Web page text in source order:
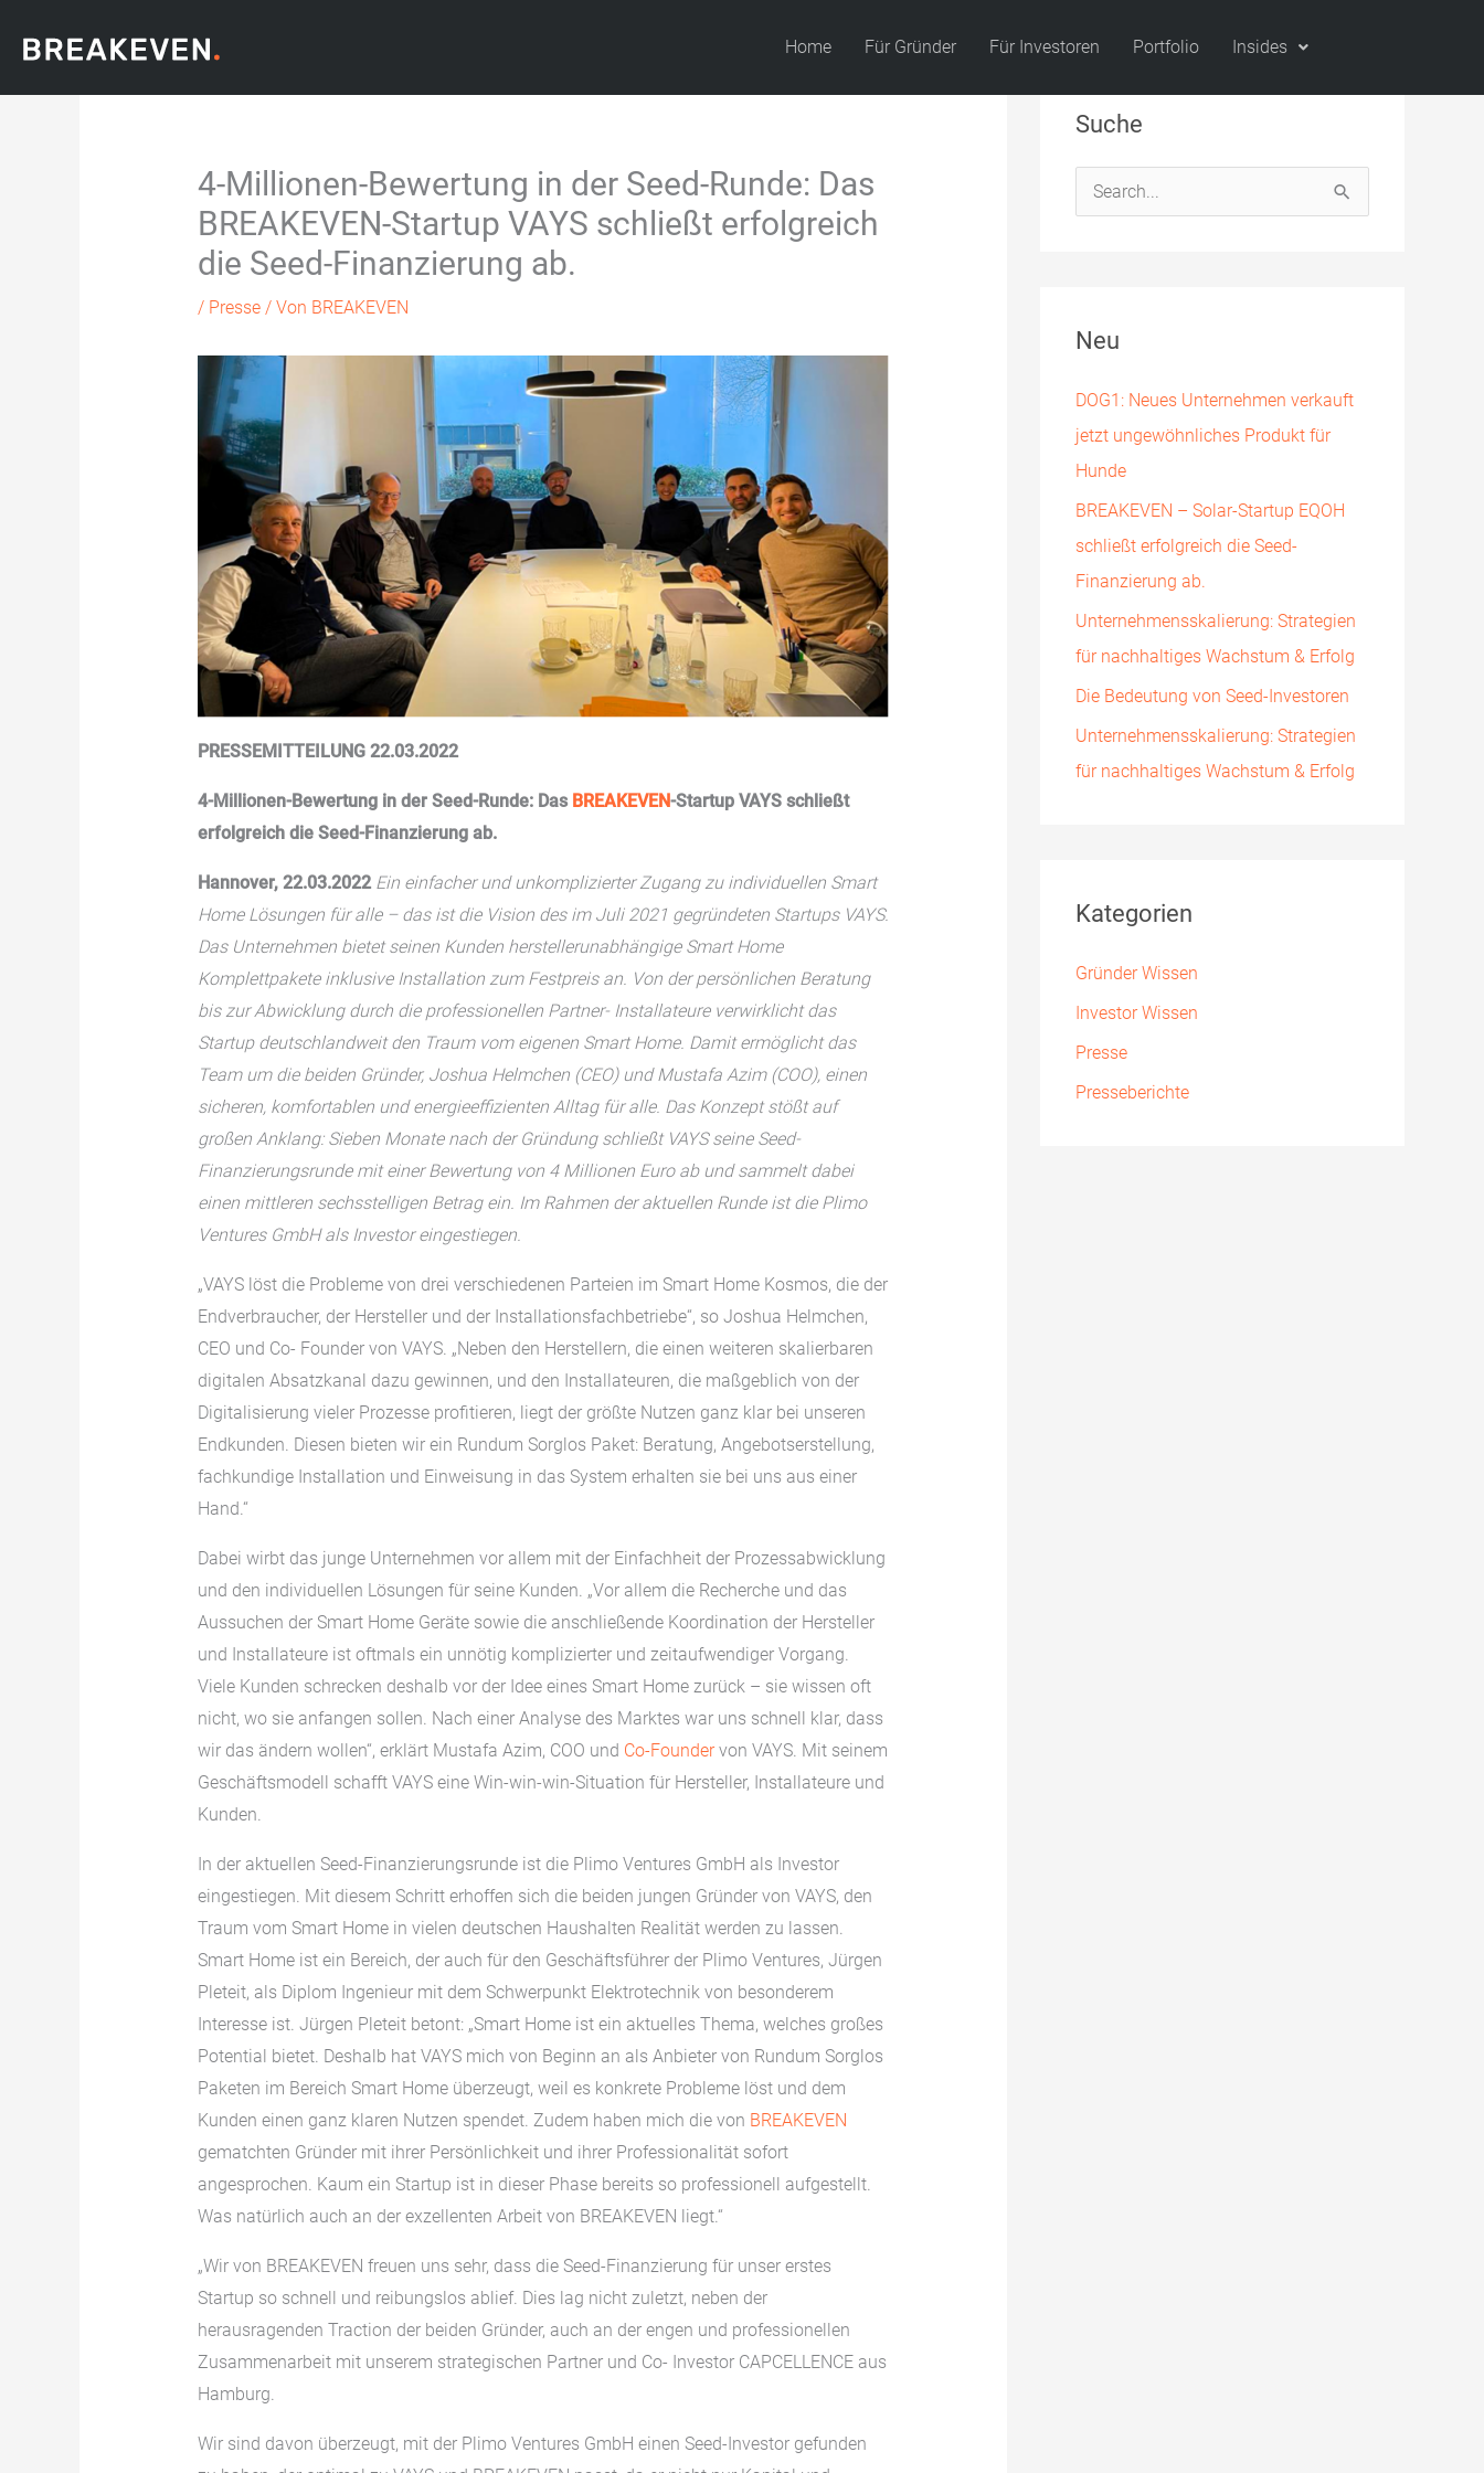
Inhalt
Home Für Gründer Für Investoren Portfolio Insides
4-Millionen-Bewertung in der Seed-Runde: Das
BREAKEVEN-Startup VAYS schließt erfolgreich
die Seed-Finanzierung ab.
/ Presse/ Von BREAKEVEN
PRESSEMITTEILUNG 22.03.2022
4-Millionen-Bewertung in der Seed-Runde: Das BREAKEVEN-Startup VAYS schließt
erfolgreich die Seed-Finanzierung ab.
Hannover, 22.03.2022 Ein einfacher und unkomplizierter Zugang zu individuellen Smart
Home Lösungen für alle – das ist die Vision des im Juli 2021 gegründeten Startups VAYS.
Das Unternehmen bietet seinen Kunden herstellerunabhängige Smart Home
Komplettpakete inklusive Installation zum Festpreis an. Von der persönlichen Beratung
bis zur Abwicklung durch die professionellen Partner- Installateure verwirklicht das
Startup deutschlandweit den Traum vom eigenen Smart Home. Damit ermöglicht das
Team um die beiden Gründer, Joshua Helmchen (CEO) und Mustafa Azim (COO), einen
sicheren, komfortablen und energieeffizienten Alltag für alle. Das Konzept stößt auf
großen Anklang: Sieben Monate nach der Gründung schließt VAYS seine Seed-
Finanzierungsrunde mit einer Bewertung von 4 Millionen Euro ab und sammelt dabei
einen mittleren sechsstelligen Betrag ein. Im Rahmen der aktuellen Runde ist die Plimo
Ventures GmbH als Investor eingestiegen.
„VAYS löst die Probleme von drei verschiedenen Parteien im Smart Home Kosmos, die der
Endverbraucher, der Hersteller und der Installationsfachbetriebe“, so Joshua Helmchen,
CEO und Co- Founder von VAYS. „Neben den Herstellern, die einen weiteren skalierbaren
digitalen Absatzkanal dazu gewinnen, und den Installateuren, die maßgeblich von der
Digitalisierung vieler Prozesse profitieren, liegt der größte Nutzen ganz klar bei unseren
Endkunden. Diesen bieten wir ein Rundum Sorglos Paket: Beratung, Angebotserstellung,
fachkundige Installation und Einweisung in das System erhalten sie bei uns aus einer
Hand.“
Dabei wirbt das junge Unternehmen vor allem mit der Einfachheit der Prozessabwicklung
und den individuellen Lösungen für seine Kunden. „Vor allem die Recherche und das
Aussuchen der Smart Home Geräte sowie die anschließende Koordination der Hersteller
und Installateure ist oftmals ein unnötig komplizierter und zeitaufwendiger Vorgang.
Viele Kunden schrecken deshalb vor der Idee eines Smart Home zurück – sie wissen oft
nicht, wo sie anfangen sollen. Nach einer Analyse des Marktes war uns schnell klar, dass
wir das ändern wollen“, erklärt Mustafa Azim, COO und Co-Foundervon VAYS. Mit seinem
Geschäftsmodell schafft VAYS eine Win-win-win-Situation für Hersteller, Installateure und
Kunden.
In der aktuellen Seed-Finanzierungsrunde ist die Plimo Ventures GmbH als Investor
eingestiegen. Mit diesem Schritt erhoffen sich die beiden jungen Gründer von VAYS, den
Traum vom Smart Home in vielen deutschen Haushalten Realität werden zu lassen.
Smart Home ist ein Bereich, der auch für den Geschäftsführer der Plimo Ventures, Jürgen
Pleteit, als Diplom Ingenieur mit dem Schwerpunkt Elektrotechnik von besonderem
Interesse ist. Jürgen Pleteit betont: „Smart Home ist ein aktuelles Thema, welches großes
Potential bietet. Deshalb hat VAYS mich von Beginn an als Anbieter von Rundum Sorglos
Paketen im Bereich Smart Home überzeugt, weil es konkrete Probleme löst und dem
Kunden einen ganz klaren Nutzen spendet. Zudem haben mich die von BREAKEVEN
gematchten Gründer mit ihrer Persönlichkeit und ihrer Professionalität sofort
angesprochen. Kaum ein Startup ist in dieser Phase bereits so professionell aufgestellt.
Was natürlich auch an der exzellenten Arbeit von BREAKEVEN liegt.“
„Wir von BREAKEVEN freuen uns sehr, dass die Seed-Finanzierung für unser erstes
Startup so schnell und reibungslos ablief. Dies lag nicht zuletzt, neben der
herausragenden Traction der beiden Gründer, auch an der engen und professionellen
Zusammenarbeit mit unserem strategischen Partner und Co- Investor CAPCELLENCE aus
Hamburg.
Wir sind davon überzeugt, mit der Plimo Ventures GmbH einen Seed-Investor gefunden
Suche
e
n
a
c
h
:
Neu
DOG1: Neues Unternehmen verkauft
jetzt ungewöhnliches Produkt für
Hunde
BREAKEVEN – Solar-Startup EQOH
schließt erfolgreich die Seed-
Finanzierung ab.
Unternehmensskalierung: Strategien
für nachhaltiges Wachstum & Erfolg
Die Bedeutung von Seed-Investoren
Unternehmensskalierung: Strategien
für nachhaltiges Wachstum & Erfolg
Kategorien
Gründer Wissen
Investor Wissen
Presse
Presseberichte